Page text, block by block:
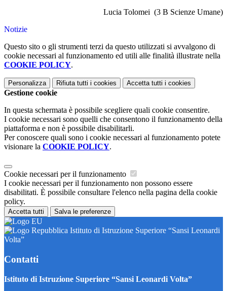
Lucia Tolomei (3 B Scienze Umane)
Notizie
Questo sito o gli strumenti terzi da questo utilizzati si avvalgono di
cookie necessari al funzionamento ed utili alle finalità illustrate nella
COOKIE POLICY.
Personalizza Rifiuta tutti i cookies Accetta tutti i cookies
Gestione cookie
In questa schermata è possibile scegliere quali cookie consentire.
I cookie necessari sono quelli che consentono il funzionamento della
piattaforma e non è possibile disabilitarli.
Per conoscere quali sono i cookie necessari al funzionamento potete
visionare la COOKIE POLICY.
Cookie necessari per il funzionamento
I cookie necessari per il funzionamento non possono essere
disabilitati. È possibile consultare l'elenco nella pagina della cookie
policy.
Accetta tutti Salva le preferenze
Istituto di Istruzione Superiore “Sansi Leonardi
Volta”
Contatti
Istituto di Istruzione Superiore “Sansi Leonardi Volta”